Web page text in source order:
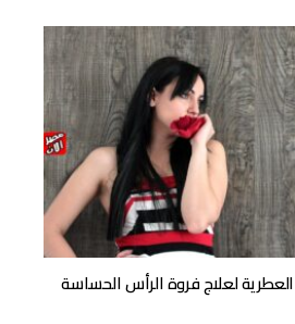
لعلاج فروة الرأس الحساسة